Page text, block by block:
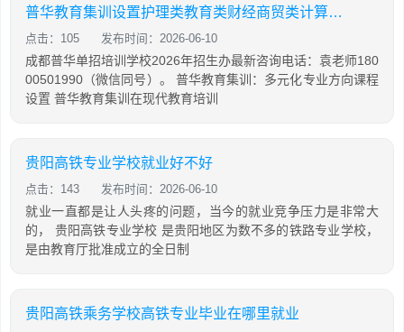
普华教育集训设置护理类教育类财经商贸类计算机类专业方向课程
点击：105 发布时间：2026-06-10
成都普华单招培训学校2026年招生办最新咨询电话：袁老师180
00501990（微信同号）。 普华教育集训：多元化专业方向课程
设置 普华教育集训在现代教育培训
贵阳高铁专业学校就业好不好
点击：143 发布时间：2026-06-10
就业一直都是让人头疼的问题，当今的就业竞争压力是非常大
的， 贵阳高铁专业学校 是贵阳地区为数不多的铁路专业学校，
是由教育厅批准成立的全日制
贵阳高铁乘务学校高铁专业毕业在哪里就业